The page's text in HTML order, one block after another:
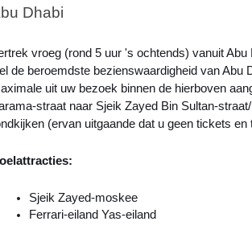
Dhabi
vroeg (rond 5 uur 's ochtends) vanuit
de beroemdste bezienswaardigheid van Abu
uit uw bezoek binnen de hierboven
straat naar Sjeik Zayed Bin Sultan-
(ervan uitgaande dat u geen tickets
Sjeik Zayed-moskee
Ferrari-eiland Yas-eiland